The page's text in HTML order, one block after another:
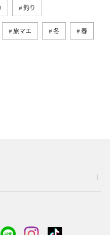
釣り
旅マエ 冬 春